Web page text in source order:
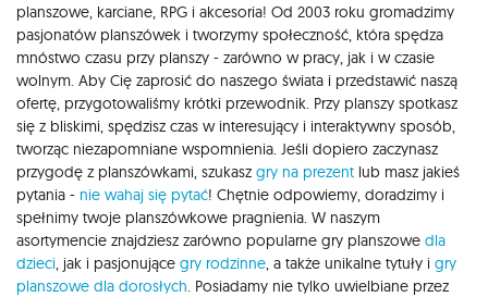
planszowe, karciane, RPG i akcesoria! Od 2003 roku gromadzimy
pasjonatów planszówek i tworzymy społeczność, która spędza
mnóstwo czasu przy planszy - zarówno w pracy, jak i w czasie
wolnym. Aby Cię zaprosić do naszego świata i przedstawić naszą
ofertę, przygotowaliśmy krótki przewodnik. Przy planszy spotkasz
się z bliskimi, spędzisz czas w interesujący i interaktywny sposób,
tworząc niezapomniane wspomnienia. Jeśli dopiero zaczynasz
przygodę z planszówkami, szukasz gry na prezent lub masz jakieś
pytania - nie wahaj się pytać! Chętnie odpowiemy, doradzimy i
spełnimy twoje planszówkowe pragnienia. W naszym
asortymencie znajdziesz zarówno popularne gry planszowe dla
dzieci, jak i pasjonujące gry rodzinne, a także unikalne tytuły i gry
planszowe dla dorosłych. Posiadamy nie tylko uwielbiane przez